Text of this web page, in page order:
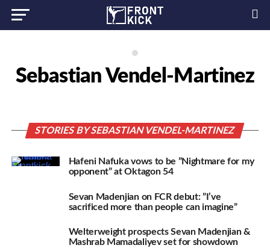
Sebastian Vendel-Martinez
STORIES BY SEBASTIAN VENDEL-MARTINEZ
Hafeni Nafuka vows to be ”Nightmare for my
opponent” at Oktagon 54
Sevan Madenjian on FCR debut: ”I’ve
sacrificed more than people can imagine”
Welterweight prospects Sevan Madenjian &
Mashrab Mamadaliyev set for showdown